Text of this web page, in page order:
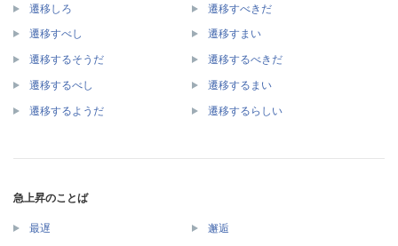
遷移しろ 遷移すべきだ
遷移すべし 遷移すまい
遷移するそうだ 遷移するべきだ
遷移するべし 遷移するまい
遷移するようだ 遷移するらしい
急上昇のことば
最遅 邂逅